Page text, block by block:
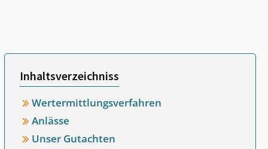
Inhaltsverzeichniss
Wertermittlungsverfahren
Anlässe
Unser Gutachten